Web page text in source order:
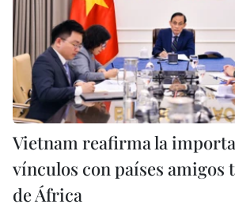
Vietnam reafirma la
vínculos con países amigos
de África